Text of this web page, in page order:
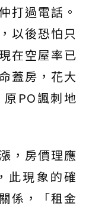
打過電話。
以後恐怕只
在空屋率已
蓋房，花大
PO諷刺地
，房價理應
此現象的確
係，「租金